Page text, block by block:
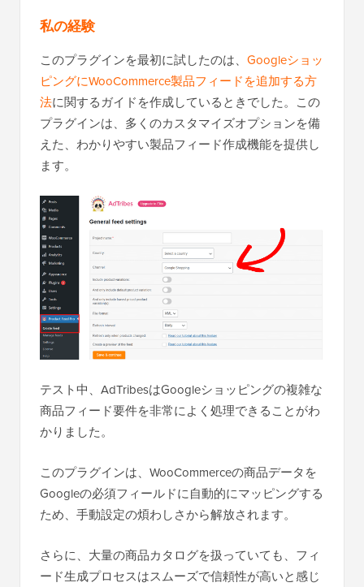
私の経験
このプラグインを最初に試したのは、 Googleショッ
ピングにWooCommerce製品フィードを追加する方
法に関するガイドを作成しているときでした。この
プラグインは、多くのカスタマイズオプションを備
えた、わかりやすい製品フィード作成機能を提供し
ます。
テスト中、AdTribesはGoogleショッピングの複雑な
商品フィード要件を非常によく処理できることがわ
かりました。
このプラグインは、WooCommerceの商品データを
Googleの必須フィールドに自動的にマッピングする
ため、手動設定の煩わしさから解放されます。
さらに、大量の商品カタログを扱っていても、フィ
ード生成プロセスはスムーズで信頼性が高いと感じ